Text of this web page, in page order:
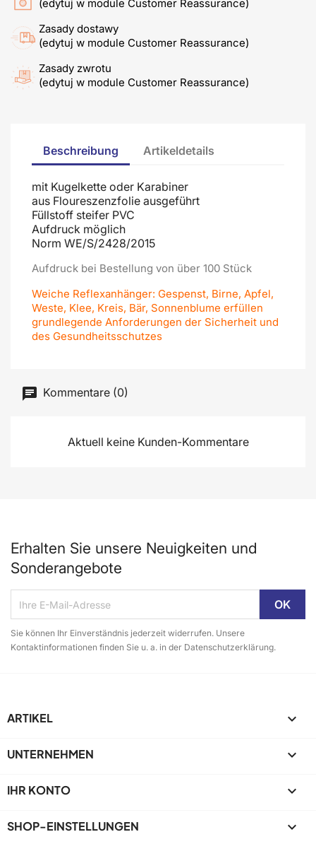
(edytuj w module Customer Reassurance)
Zasady dostawy
(edytuj w module Customer Reassurance)
Zasady zwrotu
(edytuj w module Customer Reassurance)
Beschreibung Artikeldetails
mit Kugelkette oder Karabiner
aus Floureszenzfolie ausgeführt
Füllstoff steifer PVC
Aufdruck möglich
Norm WE/S/2428/2015
Aufdruck bei Bestellung von über 100 Stück
Weiche Reflexanhänger: Gespenst, Birne, Apfel,
Weste, Klee, Kreis, Bär, Sonnenblume erfüllen
grundlegende Anforderungen der Sicherheit und
des Gesundheitsschutzes
Kommentare (0)
Aktuell keine Kunden-Kommentare
Erhalten Sie unsere Neuigkeiten und
Sonderangebote
Sie können Ihr Einverständnis jederzeit widerrufen. Unsere
Kontaktinformationen finden Sie u. a. in der Datenschutzerklärung.
ARTIKEL 
UNTERNEHMEN 
IHR KONTO 
SHOP-EINSTELLUNGEN keyboard_arrow_down